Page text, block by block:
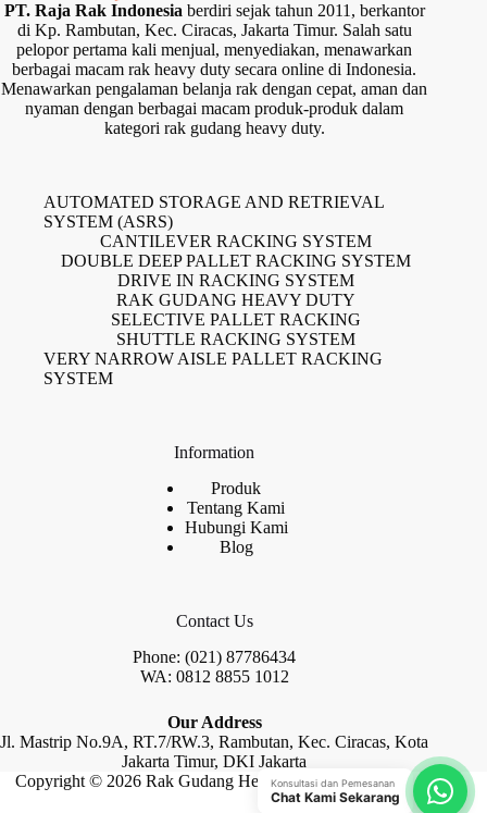
PT. Raja Rak Indonesiaberdiri sejak tahun 2011, berkantor
di Kp. Rambutan, Kec. Ciracas, Jakarta Timur. Salah satu
pelopor pertama kali menjual, menyediakan, menawarkan
berbagai macam rak heavy duty secara online di Indonesia.
Menawarkan pengalaman belanja rak dengan cepat, aman dan
nyaman dengan berbagai macam produk-produk dalam
kategori rak gudang heavy duty.
AUTOMATED STORAGE AND RETRIEVAL
SYSTEM (ASRS)
CANTILEVER RACKING SYSTEM
DOUBLE DEEP PALLET RACKING SYSTEM
DRIVE IN RACKING SYSTEM
RAK GUDANG HEAVY DUTY
SELECTIVE PALLET RACKING
SHUTTLE RACKING SYSTEM
VERY NARROW AISLE PALLET RACKING
SYSTEM
Information
Produk
Tentang Kami
Hubungi Kami
Blog
Contact Us
Phone: (021) 87786434
WA: 0812 8855 1012
Our Address
Jl. Mastrip No.9A, RT.7/RW.3, Rambutan, Kec. Ciracas, Kota
Jakarta Timur, DKI Jakarta
Copyright © 2026 Rak Gudang Heayy Duty by Raja Rak
Konsultasi dan Pemesanan
Chat Kami Sekarang